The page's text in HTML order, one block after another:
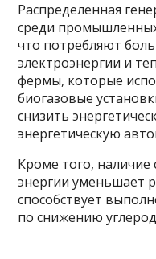
Распределенная
среди
что потребляют
электроэнергии и
фермы, которые
биогазовые
снизить
энергетическую
Кроме того, наличие
энергии уменьшает
способствует
по снижению